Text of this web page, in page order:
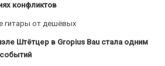
конфликтов
гитары от дешёвых
Штётцер в Gropius Bau стала одним